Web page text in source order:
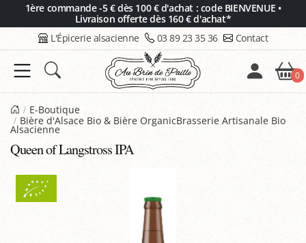
1ère commande -5 € dès 100 € d'achat : code BIENVENUE •
Livraison offerte dès 160 € d'achat*
L'Épicerie alsacienne 03 89 23 35 36 Contact
0
E-Boutique
Bière d'Alsace Bio & Bière OrganicBrasserie Artisanale Bio
Alsacienne
Queen of Langstross IPA
Panneau de gestion des cookies